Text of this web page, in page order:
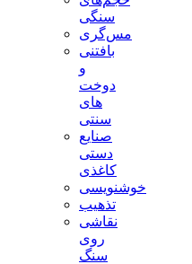
سنگی
مس‌گری
بافتنی‌
و
دوخت
های
سنتی
صنایع
دستی
کاغذی
خوشنویسی
تذهیب
نقاشی
روی
سنگ